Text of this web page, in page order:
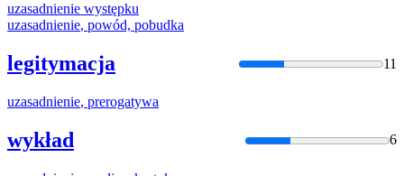
uzasadnienie występku
uzasadnienie, powód, pobudka
legitymacja 11
uzasadnienie, prerogatywa
wykład 6